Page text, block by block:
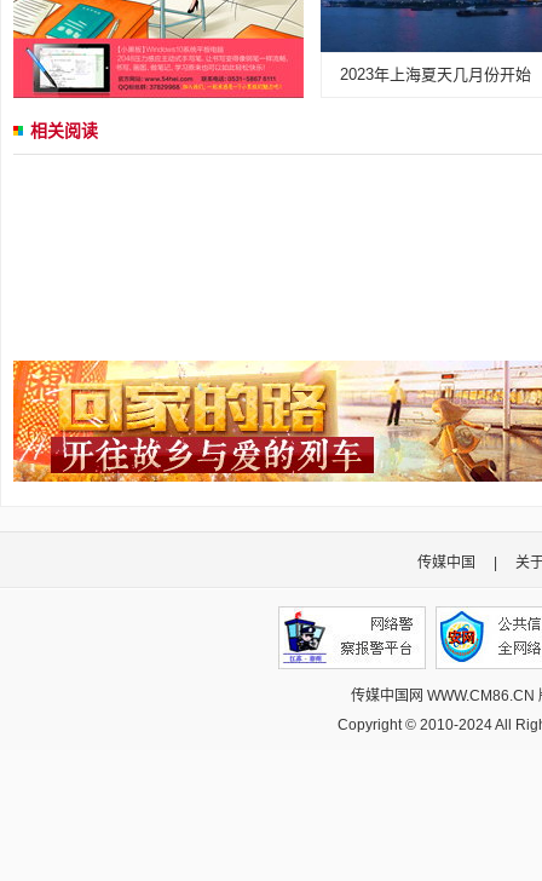
2023年上海夏天几月份开始
相关阅读
传媒中国 关
传媒中国网
Copyright © 2010-2024 All